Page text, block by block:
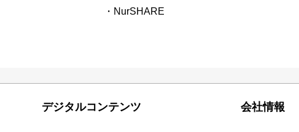
・NurSHARE
デジタルコンテンツ 会社情報